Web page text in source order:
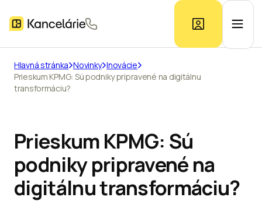
Ponuka kancelárií
Kontakt
Hlavná stránka Novinky Inovácie
Prieskum KPMG: Sú podniky pripravené na digitálnu
transformáciu?
Prieskum KPMG: Sú
podniky pripravené na
digitálnu transformáciu?